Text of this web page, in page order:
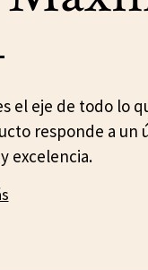
el eje de todo lo
responde a un
excelencia.